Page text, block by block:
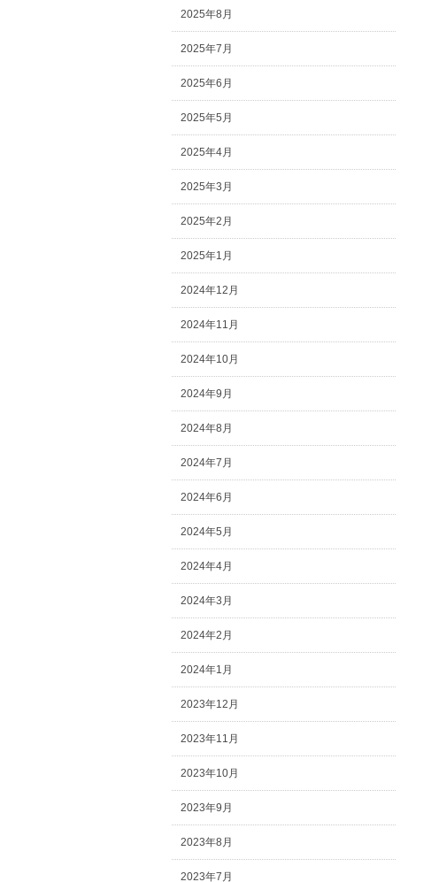
2025年8月
2025年7月
2025年6月
2025年5月
2025年4月
2025年3月
2025年2月
2025年1月
2024年12月
2024年11月
2024年10月
2024年9月
2024年8月
2024年7月
2024年6月
2024年5月
2024年4月
2024年3月
2024年2月
2024年1月
2023年12月
2023年11月
2023年10月
2023年9月
2023年8月
2023年7月